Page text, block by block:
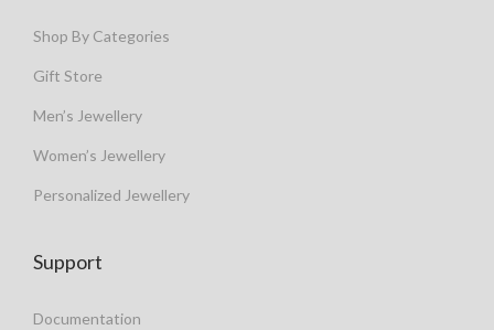
Shop By Categories
Gift Store
Men’s Jewellery
Women’s Jewellery
Personalized Jewellery
Support
Documentation